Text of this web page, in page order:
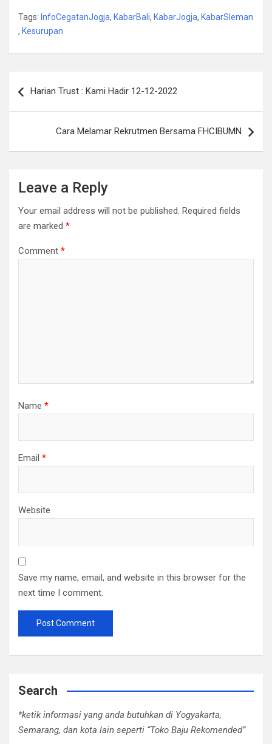
Tags: InfoCegatanJogja, KabarBali, KabarJogja, KabarSleman
, Kesurupan
navigation
Harian Trust : Kami Hadir 12-12-2022
Cara Melamar Rekrutmen Bersama FHCIBUMN
Leave a Reply
Your email address will not be published. Required fields
are marked *
Comment *
Name *
Email *
Website
Save my name, email, and website in this browser for the
next time I comment.
Search
*ketik informasi yang anda butuhkan di Yogyakarta,
Semarang, dan kota lain seperti “Toko Baju Rekomended”